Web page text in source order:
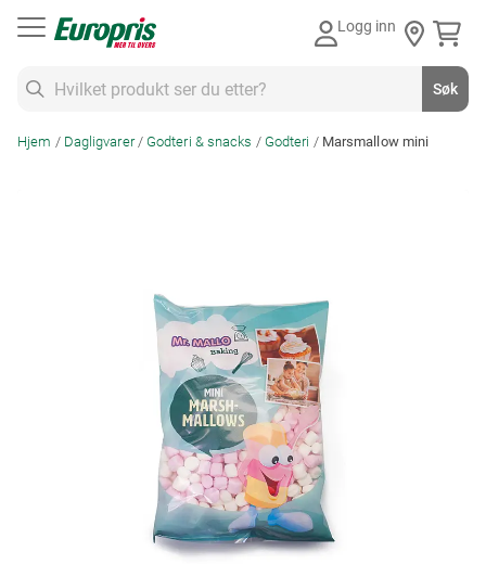
Logg inn
Søk
Hjem Dagligvarer Godteri & snacks Godteri Marsmallow mini